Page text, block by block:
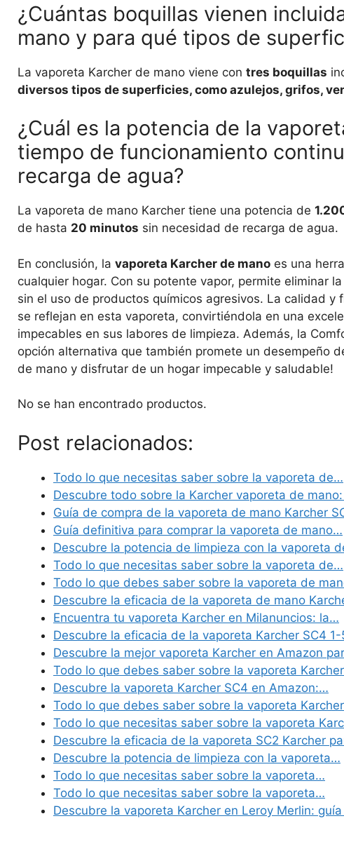
¿Cuántas boquillas vienen
mano y para qué tipos de
La vaporeta Karcher de mano viene con tres boquillas
diversos tipos de superficies, como azulejos, grifos,
¿Cuál es la potencia de la
tiempo de funcionamiento
recarga de agua?
La vaporeta de mano Karcher tiene una potencia de
de hasta 20 minutos sin necesidad de recarga de agua.
En conclusión, la vaporeta Karcher de mano es una
cualquier hogar. Con su potente vapor, permite eliminar
sin el uso de productos químicos agresivos. La calidad
se reflejan en esta vaporeta, convirtiéndola en una
impecables en sus labores de limpieza. Además, la
opción alternativa que también promete un desempeño
de mano y disfrutar de un hogar impecable y saludable!
No se han encontrado productos.
Post relacionados:
Todo lo que necesitas saber sobre la vaporeta de…
Descubre todo sobre la Karcher vaporeta de
Guía de compra de la vaporeta de mano Karcher
Guía definitiva para comprar la vaporeta de mano…
Descubre la potencia de limpieza con la vaporeta
Todo lo que necesitas saber sobre la vaporeta de…
Todo lo que debes saber sobre la vaporeta de
Descubre la eficacia de la vaporeta de mano
Encuentra tu vaporeta Karcher en Milanuncios: la…
Descubre la eficacia de la vaporeta Karcher SC4
Descubre la mejor vaporeta Karcher en Amazon
Todo lo que debes saber sobre la vaporeta
Descubre la vaporeta Karcher SC4 en Amazon:…
Todo lo que debes saber sobre la vaporeta
Todo lo que necesitas saber sobre la vaporeta
Descubre la eficacia de la vaporeta SC2 Karcher
Descubre la potencia de limpieza con la vaporeta…
Todo lo que necesitas saber sobre la vaporeta…
Todo lo que necesitas saber sobre la vaporeta…
Descubre la vaporeta Karcher en Leroy Merlin: